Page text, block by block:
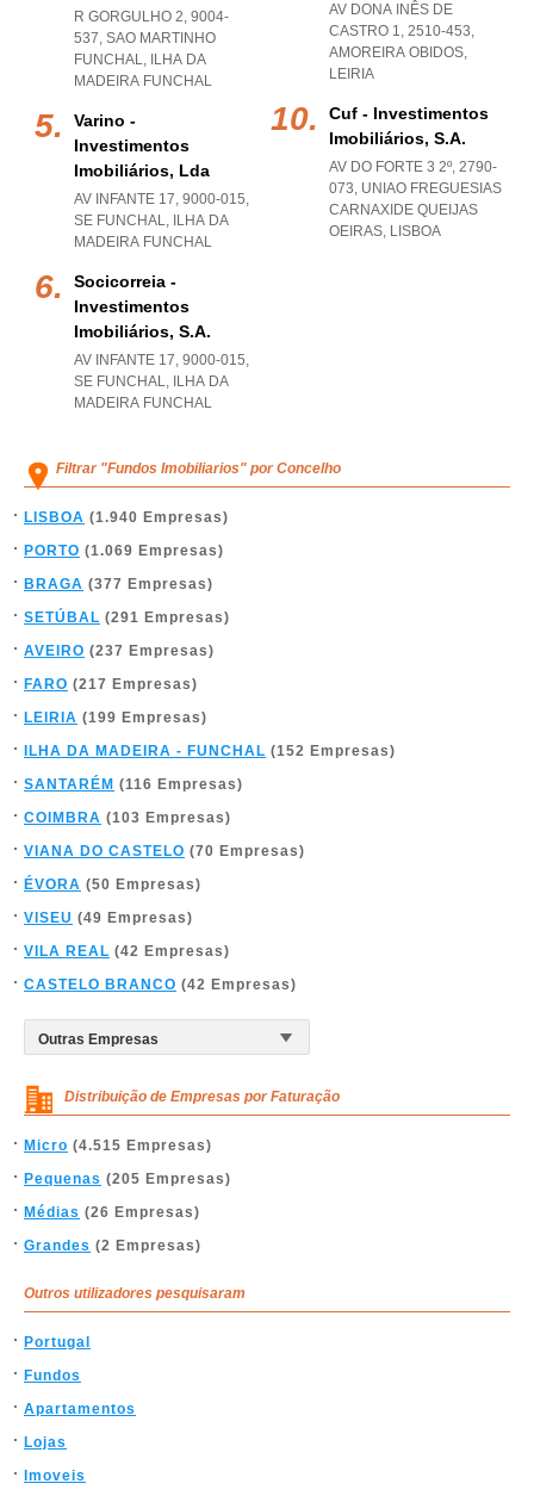
R GORGULHO 2, 9004-
537, SAO MARTINHO
FUNCHAL, ILHA DA
MADEIRA FUNCHAL
Varino -
Investimentos
Imobiliários, Lda
AV INFANTE 17, 9000-015,
SE FUNCHAL, ILHA DA
MADEIRA FUNCHAL
Socicorreia -
Investimentos
Imobiliários, S.a.
AV INFANTE 17, 9000-015,
SE FUNCHAL, ILHA DA
MADEIRA FUNCHAL
AV DONA INÊS DE
CASTRO 1, 2510-453,
AMOREIRA OBIDOS,
LEIRIA
Cuf - Investimentos
Imobiliários, S.a.
AV DO FORTE 3 2º, 2790-
073, UNIAO FREGUESIAS
CARNAXIDE QUEIJAS
OEIRAS, LISBOA
Filtrar "Fundos Imobiliarios" por Concelho
LISBOA (1.940 Empresas)
PORTO (1.069 Empresas)
BRAGA (377 Empresas)
SETÚBAL (291 Empresas)
AVEIRO (237 Empresas)
FARO (217 Empresas)
LEIRIA (199 Empresas)
ILHA DA MADEIRA - FUNCHAL (152 Empresas)
SANTARÉM (116 Empresas)
COIMBRA (103 Empresas)
VIANA DO CASTELO (70 Empresas)
ÉVORA (50 Empresas)
VISEU (49 Empresas)
VILA REAL (42 Empresas)
CASTELO BRANCO (42 Empresas)
Distribuição de Empresas por Faturação
Micro (4.515 Empresas)
Pequenas (205 Empresas)
Médias (26 Empresas)
Grandes (2 Empresas)
Outros utilizadores pesquisaram
Portugal
Fundos
Apartamentos
Lojas
Imoveis